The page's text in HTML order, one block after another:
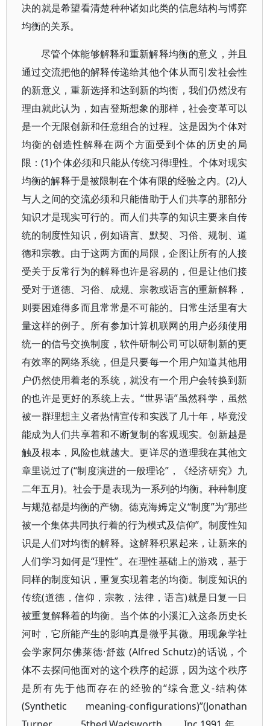
决的就是希望看清楚种种诸如此类的信息结构与博弈
均衡的关系。
尽管个体能够解释和重新解释均衡的意义，并且
通过交流把他的解释传递给其他个体从而引发社会性
的新意义，重新选择和达到新的均衡，我们仍然没有
理由就此认为，如吉登斯想象的那样，社会变革可以
是一个无限创新和任意组合的过程。这是因为个体对
均衡的创造性解释在两个方面受到个体的历史的局
限：(1)个体必须和只能从传统习得理性。个体对现实
均衡的解释于是被限制在个体有限的经验之内。(2)人
与人之间的交流必须和只能借助于人们共享的那部分
知识才是现实可行的。而人们共享的知识主要来自传
统的制度性知识，例如语言、默契、习俗、规制、道
德和宗教。由于这两方面的局限，企图让所有的人接
受关于反常行为的解释也许是容易的，但是让他们接
受对于道德、习俗、成规、宗教或语言的重新解释，
则要困难得多而且常常是不可能的。日常生活里有大
量这样的例子。所有参加计算机联网的用户必须使用
统一的信号交换制度，软件研制公司可以研制新的更
有效率的网络系统，但是只要每一个用户知道其他用
户仍然使用着老的系统，就没有一个用户会转换到新
的也许是更好的系统上去。“世界语”虽然科学，虽然
被一群理想主义者热情宣传和实践了几十年，毕竟没
能成为人们共享着和不断复制的客观现实。创新越是
触及根本，风险也就越大。更详尽的道理我在其他文
章里说过了(“制度演进的一般理论”，《经济研究》九
二年五月)。社会于是表现为一系列的均衡。种种制度
与规范都是均衡的产物。德克海姆定义“制度”为“那些
被一个集体共同执行着的行为模式及信仰”。制度性知
识是人们对均衡的解释。这解释积累起来，让新来的
人们学习如何是“理性”。在理性基础上的游戏，基于
同样的制度知识，重复实现着老的均衡。制度知识的
传统(道德，信仰，宗教，法律，语言)就是日复一日
被重复解释着的均衡。当个体的小溪汇入这条历史长
河时，它所能产生的影响真是微乎其微。用现象学社
会学家阿尔佛莱德·舒兹 (Alfred Schutz)的话说，个
体不去探问他面对的这个秩序的起源，因为这个秩序
是所有先于他而存在的经验的“综合意义-结构体
(Synthetic meaning-configurations)”(Jonathan